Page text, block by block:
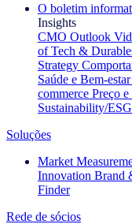
O boletim
Insights
CMO Outlook
of Tech &
Strategy
Saúde e Bem-estar
commerce Preço
Sustainability/ESG
Soluções
Market
Innovation Brand
Finder
Rede de sócios